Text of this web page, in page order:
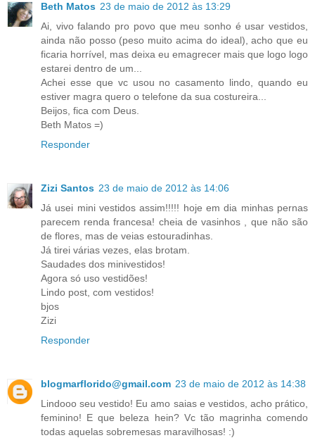
Beth Matos 23 de maio de 2012 às 13:29
Ai, vivo falando pro povo que meu sonho é usar vestidos,
ainda não posso (peso muito acima do ideal), acho que eu
ficaria horrível, mas deixa eu emagrecer mais que logo logo
estarei dentro de um...
Achei esse que vc usou no casamento lindo, quando eu
estiver magra quero o telefone da sua costureira...
Beijos, fica com Deus.
Beth Matos =)
Responder
Zizi Santos 23 de maio de 2012 às 14:06
Já usei mini vestidos assim!!!!! hoje em dia minhas pernas
parecem renda francesa! cheia de vasinhos , que não são
de flores, mas de veias estouradinhas.
Já tirei várias vezes, elas brotam.
Saudades dos minivestidos!
Agora só uso vestidões!
Lindo post, com vestidos!
bjos
Zizi
Responder
blogmarflorido@gmail.com 23 de maio de 2012 às 14:38
Lindooo seu vestido! Eu amo saias e vestidos, acho prático,
feminino! E que beleza hein? Vc tão magrinha comendo
todas aquelas sobremesas maravilhosas! :)